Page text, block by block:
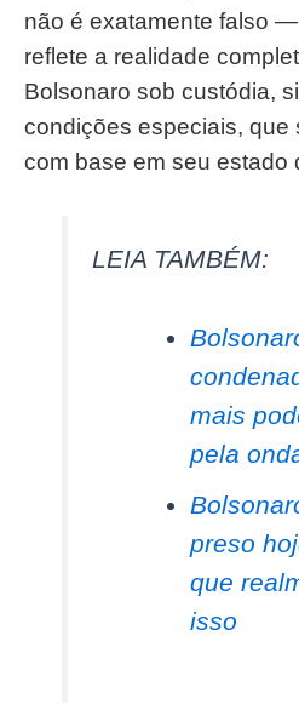
não é exatamente falso
reflete a realidade
Bolsonaro sob custódia,
condições especiais, que
com base em seu estado
LEIA TAMBÉM:
mais
pela
preso
que
isso